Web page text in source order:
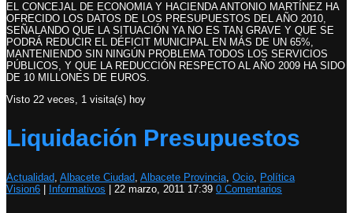
EL CONCEJAL DE ECONOMIA Y HACIENDA ANTONIO MARTÍNEZ HA
OFRECIDO LOS DATOS DE LOS PRESUPUESTOS DEL AÑO 2010,
SEÑALANDO QUE LA SITUACIÓN YA NO ES TAN GRAVE Y QUE SE
PODRÁ REDUCIR EL DÉFICIT MUNICIPAL EN MÁS DE UN 65%,
MANTENIENDO SIN NINGÚN PROBLEMA TODOS LOS SERVICIOS
PÚBLICOS, Y QUE LA REDUCCIÓN RESPECTO AL AÑO 2009 HA SIDO
DE 10 MILLONES DE EUROS.
Visto 22 veces, 1 visita(s) hoy
Liquidación Presupuestos
Actualidad Albacete Ciudad Albacete Provincia Ocio
Política
Vision6
Informativos 22 marzo, 2011 17:39 0 Comentarios